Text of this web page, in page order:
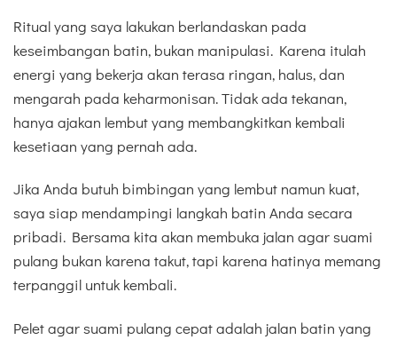
Ritual yang saya lakukan berlandaskan pada
keseimbangan batin, bukan manipulasi. Karena itulah
energi yang bekerja akan terasa ringan, halus, dan
mengarah pada keharmonisan. Tidak ada tekanan,
hanya ajakan lembut yang membangkitkan kembali
kesetiaan yang pernah ada.
Jika Anda butuh bimbingan yang lembut namun kuat,
saya siap mendampingi langkah batin Anda secara
pribadi. Bersama kita akan membuka jalan agar suami
pulang bukan karena takut, tapi karena hatinya memang
terpanggil untuk kembali.
Pelet agar suami pulang cepat adalah jalan batin yang